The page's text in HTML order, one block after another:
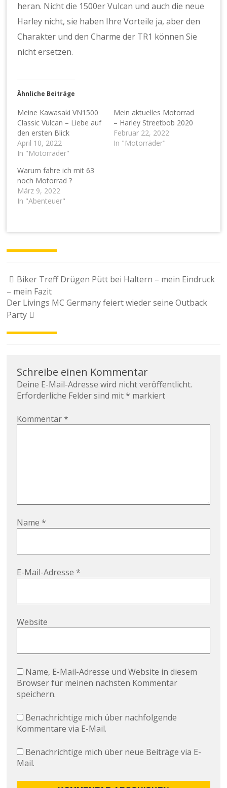
heran. Nicht die 1500er Vulcan und auch die neue
Harley nicht, sie haben Ihre Vorteile ja, aber den
Charakter und den Charme der TR1 können Sie
nicht ersetzen.
Ähnliche Beiträge
Meine Kawasaki VN1500
Classic Vulcan – Liebe auf
den ersten Blick
April 10, 2022
In "Motorräder"
Mein aktuelles Motorrad
– Harley Streetbob 2020
Februar 22, 2022
In "Motorräder"
Warum fahre ich mit 63
noch Motorrad ?
März 9, 2022
In "Abenteuer"
Beitragsnavigation
Biker Treff Drügen Pütt bei Haltern – mein Eindruck
– mein Fazit
Der Livings MC Germany feiert wieder seine Outback
Party
Schreibe einen Kommentar
Deine E-Mail-Adresse wird nicht veröffentlicht.
Erforderliche Felder sind mit* markiert
Kommentar*
Name*
E-Mail-Adresse*
Website
Name, E-Mail-Adresse und Website in diesem
Browser für meinen nächsten Kommentar
speichern.
Benachrichtige mich über nachfolgende
Kommentare via E-Mail.
Benachrichtige mich über neue Beiträge via E-
Mail.